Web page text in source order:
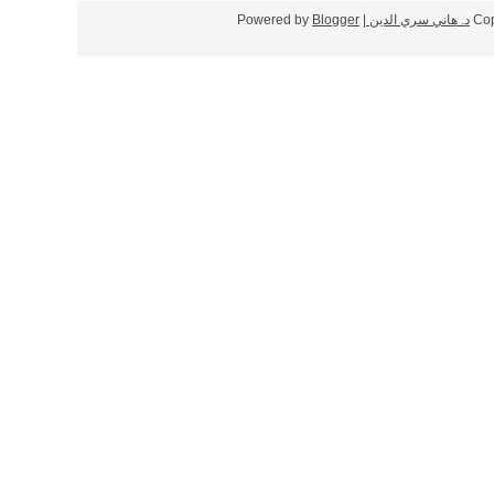
د. هاني سري الدين | Powered by
Blogger